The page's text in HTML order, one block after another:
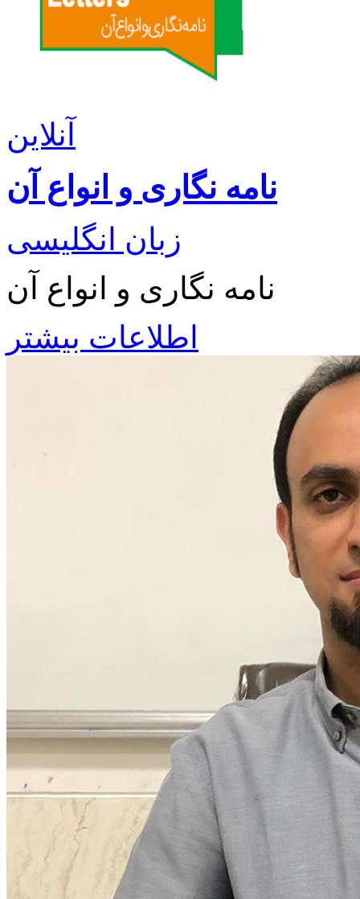
آنلاین
نامه نگاری و انواع آن
زبان انگلیسی
نامه نگاری و انواع آن
اطلاعات بیشتر